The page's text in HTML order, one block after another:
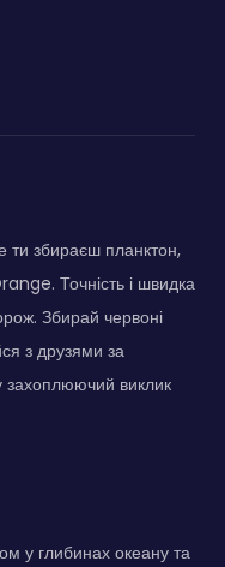
ти збираєш планктон,
Точність і швидка
Збирай червоні
з друзями за
захоплюючий виклик
у глибинах океану та